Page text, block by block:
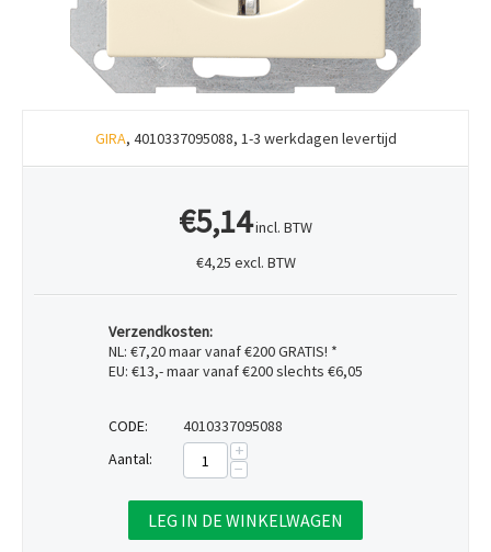
GIRA, 4010337095088, 1-3 werkdagen levertijd
€5,14incl. BTW
€4,25 excl. BTW
Verzendkosten:
NL: €7,20 maar vanaf €200 GRATIS! *
EU: €13,- maar vanaf €200 slechts €6,05
CODE:
4010337095088
Aantal:
+
−
LEG IN DE WINKELWAGEN